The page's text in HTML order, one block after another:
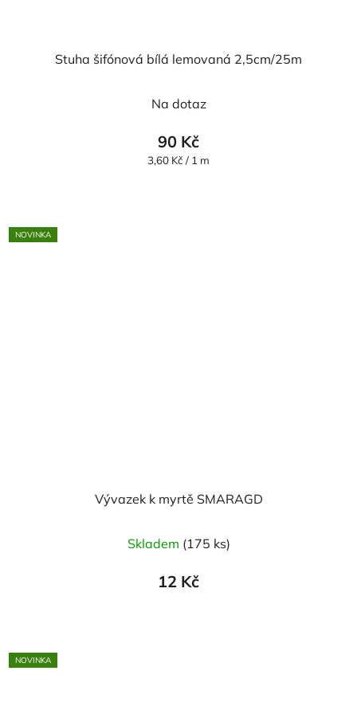
Stuha šifónová bílá lemovaná 2,5cm/25m
hodnocení
produktu
je
Na dotaz
90 Kč
Měrná
3,60 Kč / 1 m
NOVINKA
Vývazek k myrtě SMARAGD
Skladem (175 ks)
12 Kč
NOVINKA